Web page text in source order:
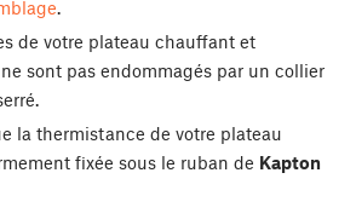
.
de votre plateau chauffant et
sont pas endommagés par un collier
la thermistance de votre plateau
fixée sous le ruban de Kapton